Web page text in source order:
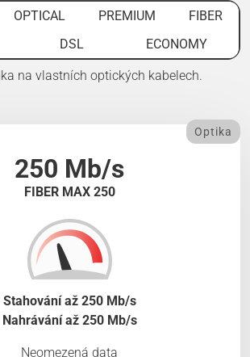
OPTICAL PREMIUM
FIBER
DSL ECONOMY
na vlastních optických kabelech.
250 Mb/s
FIBER MAX 250
Optika
Stahování až 250 Mb/s
Nahrávání až 250 Mb/s
Neomezená data